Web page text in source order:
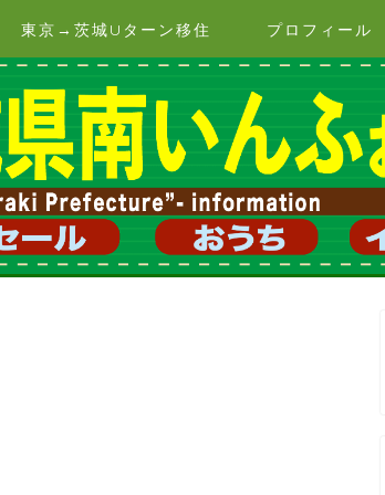
東京→茨城Uターン移住 プロフィール